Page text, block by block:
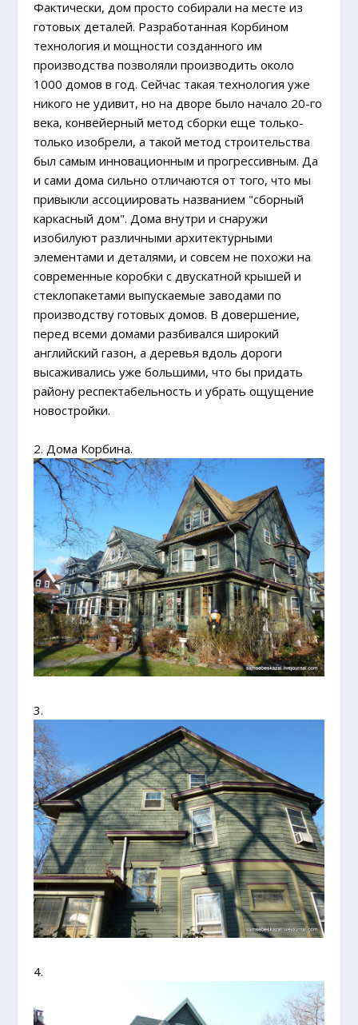
Фактически, дом просто собирали на месте из
готовых деталей. Разработанная Корбином
технология и мощности созданного им
производства позволяли производить около
1000 домов в год. Сейчас такая технология уже
никого не удивит, но на дворе было начало 20-го
века, конвейерный метод сборки еще только-
только изобрели, а такой метод строительства
был самым инновационным и прогрессивным. Да
и сами дома сильно отличаются от того, что мы
привыкли ассоциировать названием "сборный
каркасный дом". Дома внутри и снаружи
изобилуют различными архитектурными
элементами и деталями, и совсем не похожи на
современные коробки с двускатной крышей и
стеклопакетами выпускаемые заводами по
производству готовых домов. В довершение,
перед всеми домами разбивался широкий
английский газон, а деревья вдоль дороги
высаживались уже большими, что бы придать
району респектабельность и убрать ощущение
новостройки.
2. Дома Корбина.
3.
4.